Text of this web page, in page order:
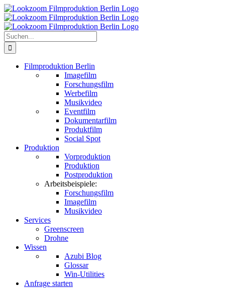
Zum
Inhalt
springen
Suche
nach:
Filmproduktion Berlin
Imagefilm
Forschungsfilm
Werbefilm
Musikvideo
Eventfilm
Dokumentarfilm
Produktfilm
Social Spot
Produktion
Vorproduktion
Produktion
Postproduktion
Arbeitsbeispiele:
Forschungsfilm
Imagefilm
Musikvideo
Services
Greenscreen
Drohne
Wissen
Azubi Blog
Glossar
Win-Utilities
Anfrage starten